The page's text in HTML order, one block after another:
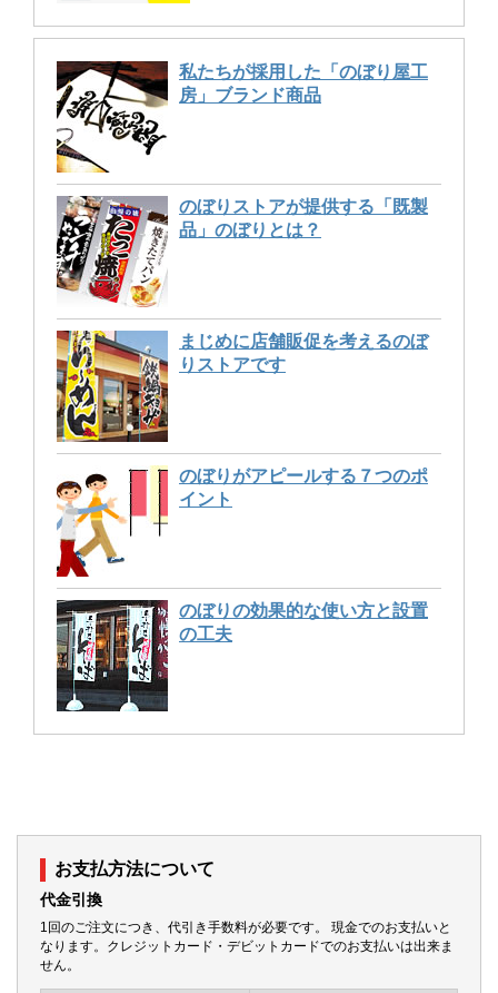
私たちが採用した「のぼり屋工
房」ブランド商品
のぼりストアが提供する「既製
品」のぼりとは？
まじめに店舗販促を考えるのぼ
りストアです
のぼりがアピールする７つのポ
イント
のぼりの効果的な使い方と設置
の工夫
お支払方法について
代金引換
1回のご注文につき、代引き手数料が必要です。 現金でのお支払いと
なります。クレジットカード・デビットカードでのお支払いは出来ま
せん。